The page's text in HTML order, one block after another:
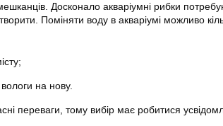
Досконало акваріумні рибки
Поміняти воду в акваріумі можливо
вологи на нову.
переваги, тому вибір має робитися